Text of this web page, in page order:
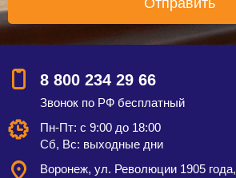
8 800 234 29 66
Звонок по РФ бесплатный
Пн-Пт: с 9:00 до 18:00
Сб, Вс: выходные дни
Воронеж, ул. Революции 1905